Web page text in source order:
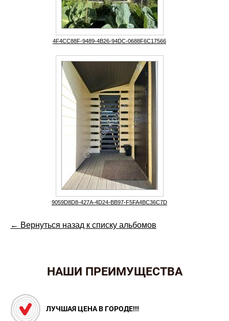
4F4CC88F-9489-4B26-94DC-0688F6C17566
9059D8D8-427A-4D24-BB97-F5FA4BC36C7D
← Вернуться назад к списку альбомов
НАШИ ПРЕИМУЩЕСТВА
ЛУЧШАЯ ЦЕНА В ГОРОДЕ!!!